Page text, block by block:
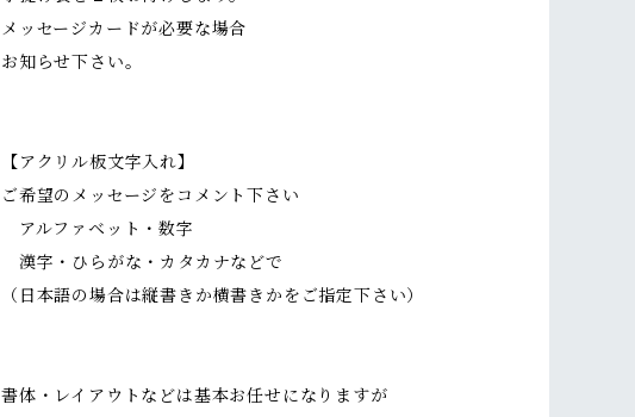
メッセージカードが必要な場合
お知らせ下さい。
【アクリル板文字入れ】
ご希望のメッセージをコメント下さい
アルファベット・数字
漢字・ひらがな・カタカナなどで
（日本語の場合は縦書きか横書きかをご指定下さい）
書体・レイアウトなどは基本お任せになりますが